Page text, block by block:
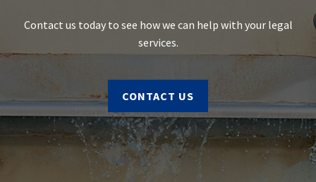
Contact us today to see how we can help with your legal
services.
CONTACT US